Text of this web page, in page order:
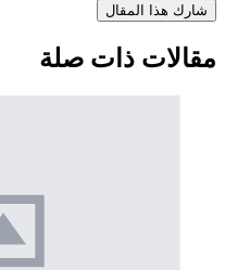
شارك هذا المقال
مقالات ذات صلة